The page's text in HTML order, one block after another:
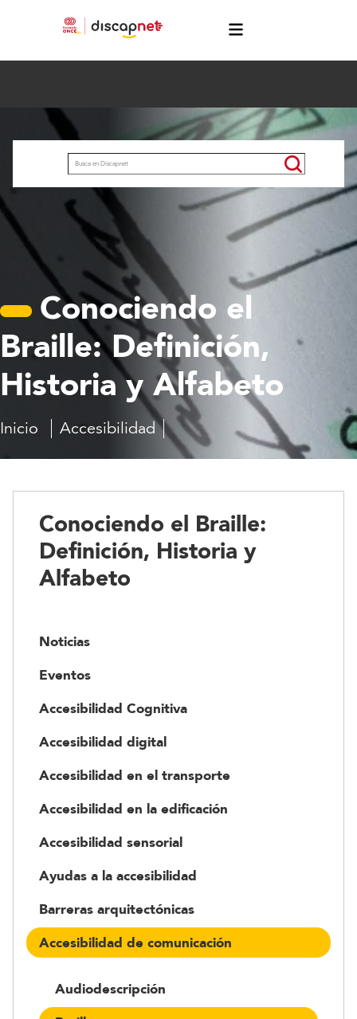
Conociendo el
Braille: Definición,
Historia y Alfabeto
Inicio Accesibilidad
Accesibilidad
en
comunicación
Conociendo
el
Definición,
y
Alfabeto
Conociendo el Braille:
Definición, Historia y
Alfabeto
Noticias
Eventos
Accesibilidad Cognitiva
Accesibilidad digital
Accesibilidad en el transporte
Accesibilidad en la edificación
Accesibilidad sensorial
Ayudas a la accesibilidad
Barreras arquitectónicas
Accesibilidad de comunicación
Audiodescripción